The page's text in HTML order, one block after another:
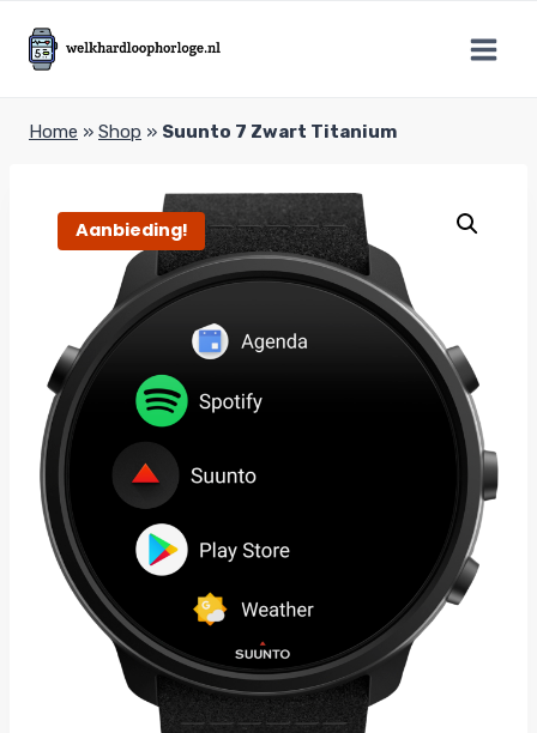
naar
inhoud
Home » Shop » Suunto 7 Zwart Titanium
Aanbieding!